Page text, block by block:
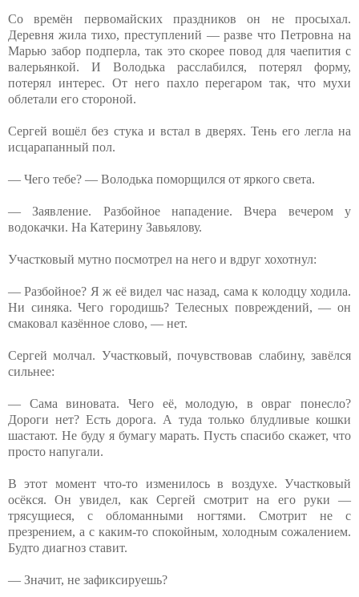
Со времён первомайских праздников он не просыхал.
Деревня жила тихо, преступлений — разве что Петровна на
Марью забор подперла, так это скорее повод для чаепития с
валерьянкой. И Володька расслабился, потерял форму,
потерял интерес. От него пахло перегаром так, что мухи
облетали его стороной.
Сергей вошёл без стука и встал в дверях. Тень его легла на
исцарапанный пол.
— Чего тебе? — Володька поморщился от яркого света.
— Заявление. Разбойное нападение. Вчера вечером у
водокачки. На Катерину Завьялову.
Участковый мутно посмотрел на него и вдруг хохотнул:
— Разбойное? Я ж её видел час назад, сама к колодцу ходила.
Ни синяка. Чего городишь? Телесных повреждений, — он
смаковал казённое слово, — нет.
Сергей молчал. Участковый, почувствовав слабину, завёлся
сильнее:
— Сама виновата. Чего её, молодую, в овраг понесло?
Дороги нет? Есть дорога. А туда только блудливые кошки
шастают. Не буду я бумагу марать. Пусть спасибо скажет, что
просто напугали.
В этот момент что-то изменилось в воздухе. Участковый
осёкся. Он увидел, как Сергей смотрит на его руки —
трясущиеся, с обломанными ногтями. Смотрит не с
презрением, а с каким-то спокойным, холодным сожалением.
Будто диагноз ставит.
— Значит, не зафиксируешь?